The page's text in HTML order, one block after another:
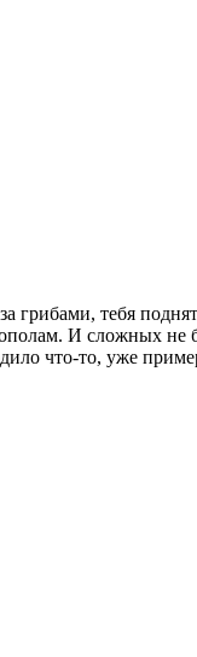
тебя
И сложных не
что-то, уже